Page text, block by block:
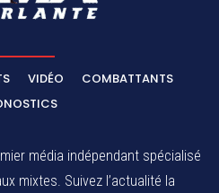
VIDÉO
COMBATTANTS
média indépendant spécialisé
mixtes. Suivez l’actualité la